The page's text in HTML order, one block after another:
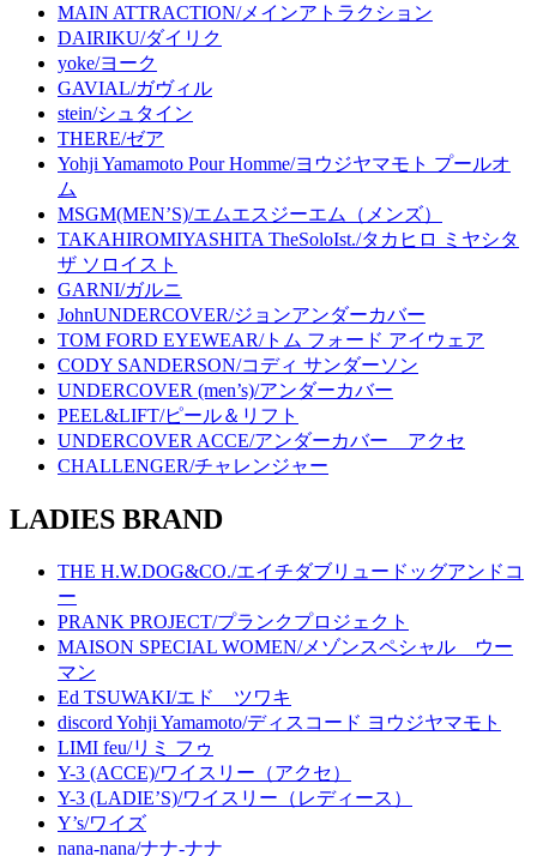
MAIN ATTRACTION/メインアトラクション
DAIRIKU/ダイリク
yoke/ヨーク
GAVIAL/ガヴィル
stein/シュタイン
THERE/ゼア
Yohji Yamamoto Pour Homme/ヨウジヤマモト プールオ
ム
MSGM(MEN’S)/エムエスジーエム（メンズ）
TAKAHIROMIYASHITA TheSoloIst./タカヒロ ミヤシタ
ザ ソロイスト
GARNI/ガルニ
JohnUNDERCOVER/ジョンアンダーカバー
TOM FORD EYEWEAR/トム フォード アイウェア
CODY SANDERSON/コディ サンダーソン
UNDERCOVER (men’s)/アンダーカバー
PEEL&LIFT/ピール＆リフト
UNDERCOVER ACCE/アンダーカバー アクセ
CHALLENGER/チャレンジャー
LADIES BRAND
THE H.W.DOG&CO./エイチダブリュードッグアンドコ
ー
PRANK PROJECT/プランクプロジェクト
MAISON SPECIAL WOMEN/メゾンスペシャル ウー
マン
Ed TSUWAKI/エド ツワキ
discord Yohji Yamamoto/ディスコード ヨウジヤマモト
LIMI feu/リミ フゥ
Y-3 (ACCE)/ワイスリー（アクセ）
Y-3 (LADIE’S)/ワイスリー（レディース）
Y’s/ワイズ
nana-nana/ナナ-ナナ